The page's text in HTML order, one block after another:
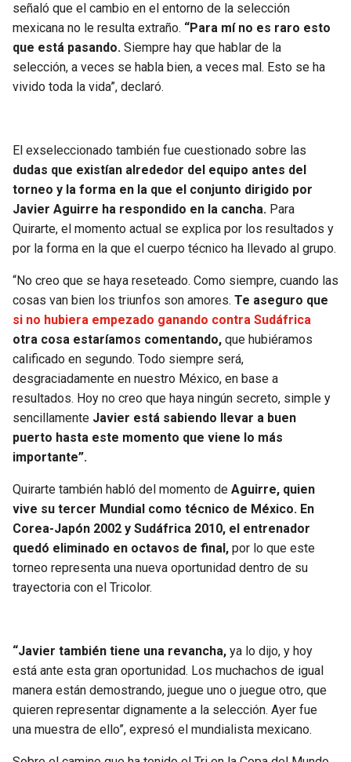
SAINTS
BUCCANEERS
señaló que el cambio en el entorno de la selección
mexicana no le resulta extraño. “Para mí no es raro esto
que está pasando. Siempre hay que hablar de la
selección, a veces se habla bien, a veces mal. Esto se ha
vivido toda la vida”, declaró.
El exseleccionado también fue cuestionado sobre las
dudas que existían alrededor del equipo antes del
torneo y la forma en la que el conjunto dirigido por
Javier Aguirre ha respondido en la cancha. Para
Quirarte, el momento actual se explica por los resultados y
por la forma en la que el cuerpo técnico ha llevado al grupo.
“No creo que se haya reseteado. Como siempre, cuando las
cosas van bien los triunfos son amores. Te aseguro que
si no hubiera empezado ganando contra Sudáfrica
otra cosa estaríamos comentando, que hubiéramos
calificado en segundo. Todo siempre será,
desgraciadamente en nuestro México, en base a
resultados. Hoy no creo que haya ningún secreto, simple y
sencillamente Javier está sabiendo llevar a buen
puerto hasta este momento que viene lo más
importante”.
Quirarte también habló del momento de Aguirre, quien
vive su tercer Mundial como técnico de México. En
Corea-Japón 2002 y Sudáfrica 2010, el entrenador
quedó eliminado en octavos de final, por lo que este
torneo representa una nueva oportunidad dentro de su
trayectoria con el Tricolor.
“Javier también tiene una revancha, ya lo dijo, y hoy
está ante esta gran oportunidad. Los muchachos de igual
manera están demostrando, juegue uno o juegue otro, que
quieren representar dignamente a la selección. Ayer fue
una muestra de ello”, expresó el mundialista mexicano.